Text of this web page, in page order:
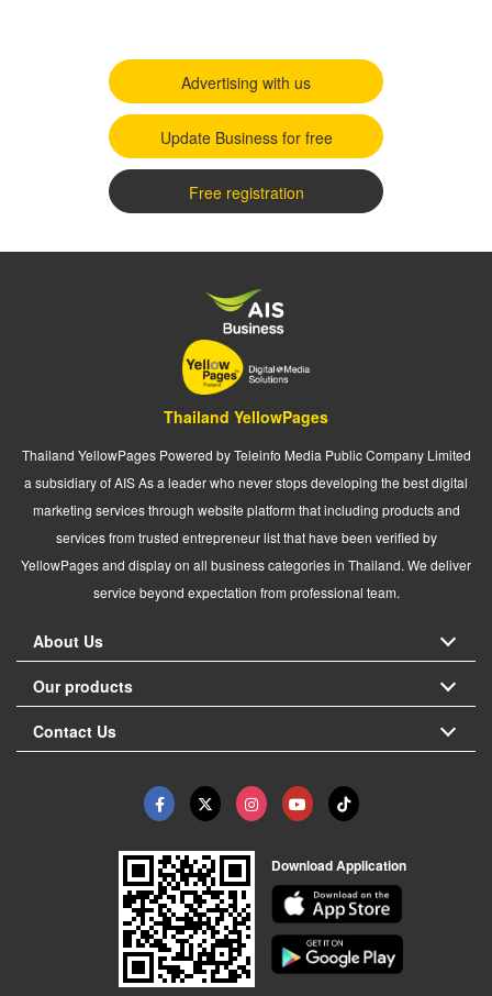
Advertising with us
Update Business for free
Free registration
Thailand YellowPages
Thailand YellowPages Powered by Teleinfo Media Public Company Limited
a subsidiary of AIS As a leader who never stops developing the best digital
marketing services through website platform that including products and
services from trusted entrepreneur list that have been verified by
YellowPages and display on all business categories in Thailand. We deliver
service beyond expectation from professional team.
About Us
Our products
Contact Us
Download Application